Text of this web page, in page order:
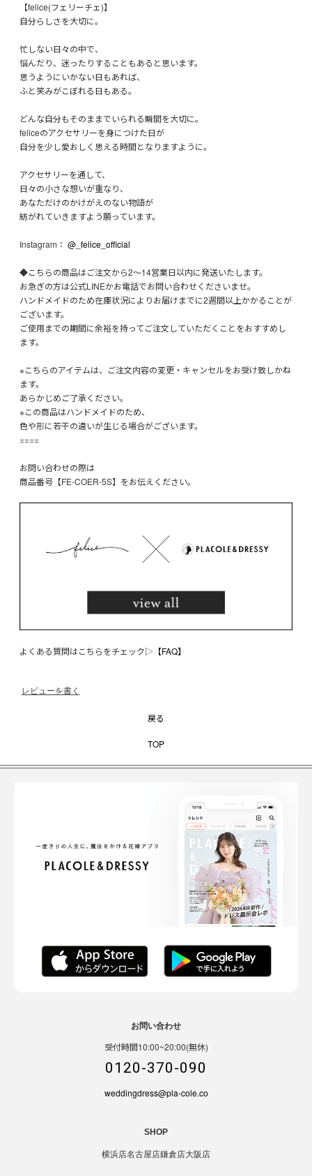
【felice(フェリーチェ)】
自分らしさを大切に。
忙しない日々の中で、
悩んだり、迷ったりすることもあると思います。
思うようにいかない日もあれば、
ふと笑みがこぼれる日もある。
どんな自分もそのままでいられる瞬間を大切に。
feliceのアクセサリーを身につけた日が
自分を少し愛おしく思える時間となりますように。
アクセサリーを通して、
日々の小さな想いが重なり、
あなただけのかけがえのない物語が
紡がれていきますよう願っています。
Instagram： @_felice_official
◆こちらの商品はご注文から2〜14営業日以内に発送いたします。
お急ぎの方は公式LINEかお電話でお問い合わせくださいませ。
ハンドメイドのため在庫状況によりお届けまでに2週間以上かかることが
ございます。
ご使用までの期間に余裕を持ってご注文していただくことをおすすめし
ます。
※こちらのアイテムは、ご注文内容の変更・キャンセルをお受け致しかね
ます。
あらかじめご了承ください。
※この商品はハンドメイドのため、
色や形に若干の違いが生じる場合がございます。
====
お問い合わせの際は
商品番号【FE-COER-5S】をお伝えください。
よくある質問はこちらをチェック▷ 【FAQ】
レビューを書く
戻る
TOP
お問い合わせ
受付時間10:00~20:00(無休)
0120-370-090
weddingdress@pla-cole.co
SHOP
横浜店名古屋店鎌倉店大阪店